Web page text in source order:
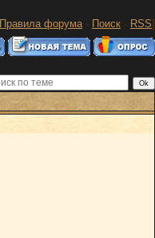
Правила форума· Поиск · RSS]